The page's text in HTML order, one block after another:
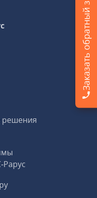
решения
Заказать обратный звонок